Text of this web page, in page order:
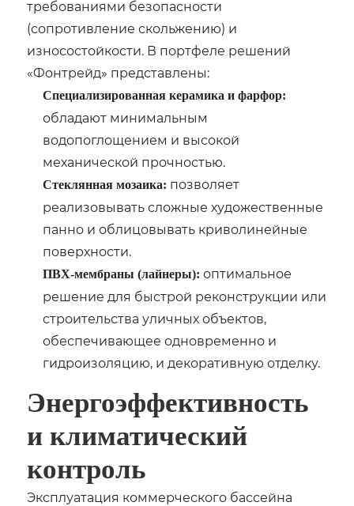
требованиями безопасности
(сопротивление скольжению) и
износостойкости. В портфеле решений
«Фонтрейд» представлены:
Специализированная керамика и фарфор:
обладают минимальным
водопоглощением и высокой
механической прочностью.
Стеклянная мозаика: позволяет
реализовывать сложные художественные
панно и облицовывать криволинейные
поверхности.
ПВХ-мембраны (лайнеры): оптимальное
решение для быстрой реконструкции или
строительства уличных объектов‚
обеспечивающее одновременно и
гидроизоляцию‚ и декоративную отделку.
Энергоэффективность
и климатический
контроль
Эксплуатация коммерческого бассейна